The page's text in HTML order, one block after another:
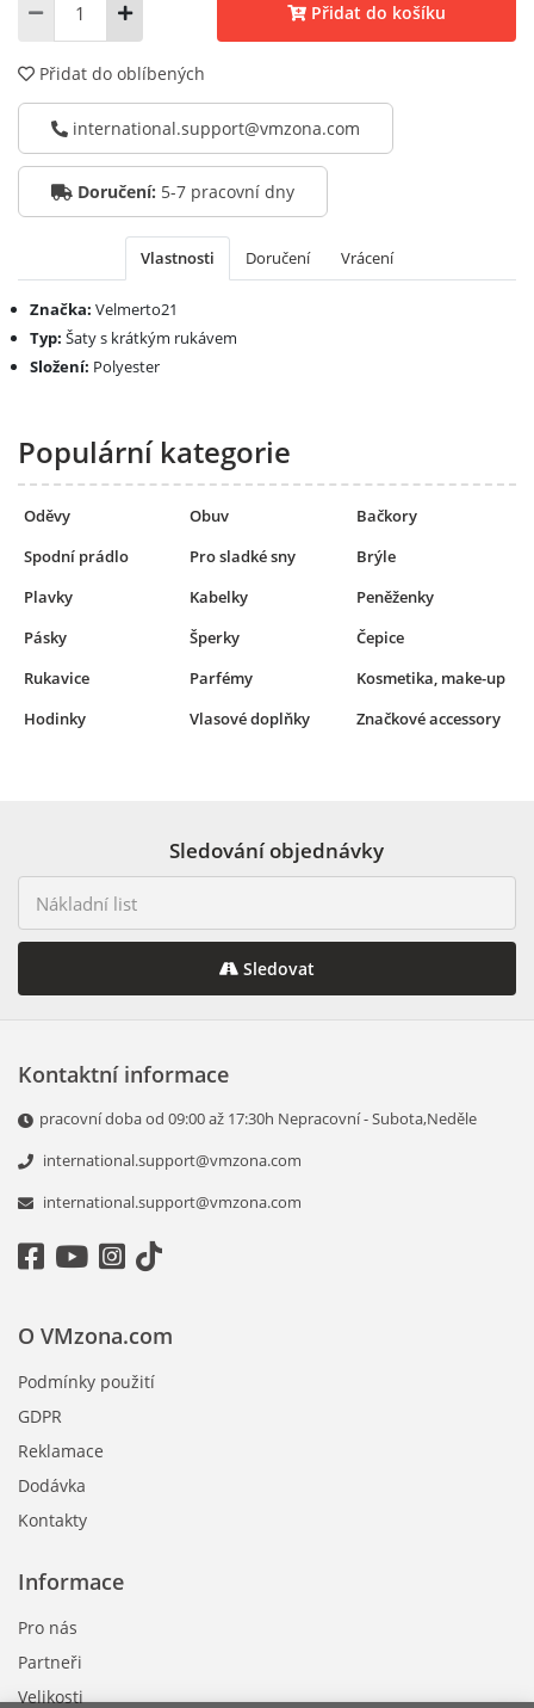
Přidat do košíku
Přidat do oblíbených
international.support@vmzona.com
Doručení: 5-7 pracovní dny
Vlastnosti Doručení Vrácení
Značka: Velmerto21
Typ: Šaty s krátkým rukávem
Složení: Polyester
Populární kategorie
Oděvy Obuv
Bačkory
Spodní prádlo
Pro sladké sny
Brýle
Plavky
Kabelky
Peněženky
Pásky
Šperky
Čepice
Rukavice
Parfémy
Kosmetika, make-up
Hodinky
Vlasové doplňky Značkové accessory
Sledování objednávky
Sledovat
Kontaktní informace
pracovní doba od 09:00 až 17:30h Nepracovní - Subota,Neděle
international.support@vmzona.com
international.support@vmzona.com
Informace
Pro nás
Partneři
Velikosti
O VMzona.com
Podmínky použití
GDPR
Reklamace
Dodávka
Kontakty